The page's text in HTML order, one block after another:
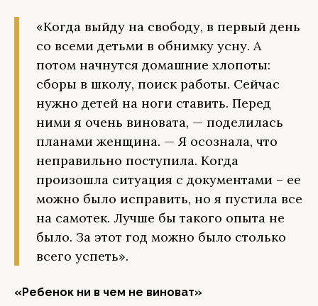
«Когда выйду на свободу, в первый день
со всеми детьми в обнимку усну. А
потом начнутся домашние хлопоты:
сборы в школу, поиск работы. Сейчас
нужно детей на ноги ставить. Перед
ними я очень виновата, — поделилась
планами женщина. — Я осознала, что
неправильно поступила. Когда
произошла ситуация с документами – ее
можно было исправить, но я пустила все
на самотек. Лучше бы такого опыта не
было. За этот год можно было столько
всего успеть».
«Ребенок ни в чем не виноват»